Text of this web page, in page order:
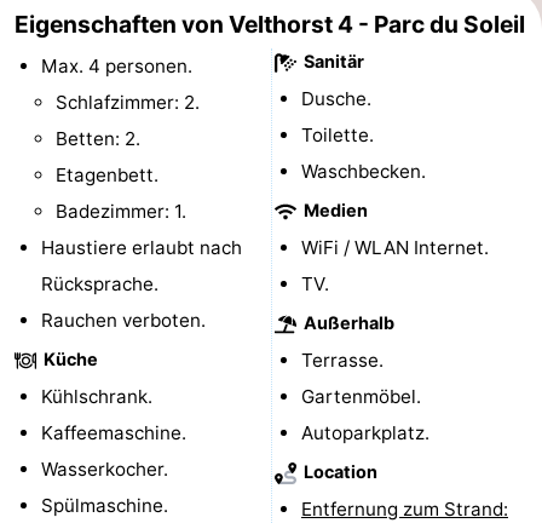
Duinen
aan
Zee
Bergen
-
Alkmaar
-
Egmond
aan
Zee
Noordhollands
duinreservaat
Wijk
aan
Zee
Natur
Zuid-
Kennermerland
Amsterdam
-
Haarlem
-
-
Eigenschaften von Velthorst 4 - Parc du Soleil
Max. 4 personen.
Schlafzimmer: 2.
Betten: 2.
Etagenbett.
Badezimmer: 1.
Haustiere erlaubt nach
Rücksprache.
Rauchen verboten.
Küche
Kühlschrank.
Kaffeemaschine.
Wasserkocher.
Spülmaschine.
Sanitär
Dusche.
Toilette.
Waschbecken.
Medien
WiFi / WLAN Internet.
TV.
Außerhalb
Terrasse.
Gartenmöbel.
Autoparkplatz.
Location
Entfernung zum Strand: